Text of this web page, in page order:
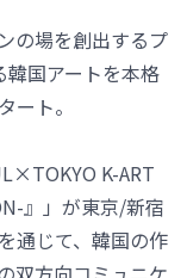
の場を創出するプ
国アートを本格
ート。
K-ART
』」が東京/新宿
通じて、韓国の作